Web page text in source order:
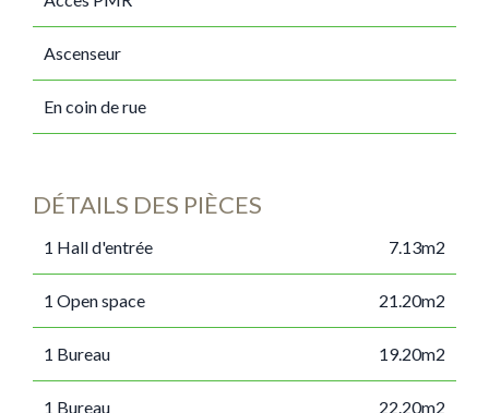
Ascenseur
En coin de rue
DÉTAILS DES PIÈCES
1 Hall d'entrée 7.13m2
1 Open space 21.20m2
1 Bureau 19.20m2
1 Bureau 22.20m2